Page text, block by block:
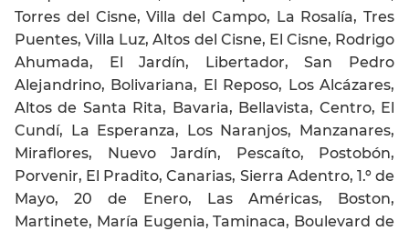
Torres del Cisne, Villa del Campo, La Rosalía, Tres
Puentes, Villa Luz, Altos del Cisne, El Cisne, Rodrigo
Ahumada, El Jardín, Libertador, San Pedro
Alejandrino, Bolivariana, El Reposo, Los Alcázares,
Altos de Santa Rita, Bavaria, Bellavista, Centro, El
Cundí, La Esperanza, Los Naranjos, Manzanares,
Miraflores, Nuevo Jardín, Pescaíto, Postobón,
Porvenir, El Pradito, Canarias, Sierra Adentro, 1.º de
Mayo, 20 de Enero, Las Américas, Boston,
Martinete, María Eugenia, Taminaca, Boulevard de